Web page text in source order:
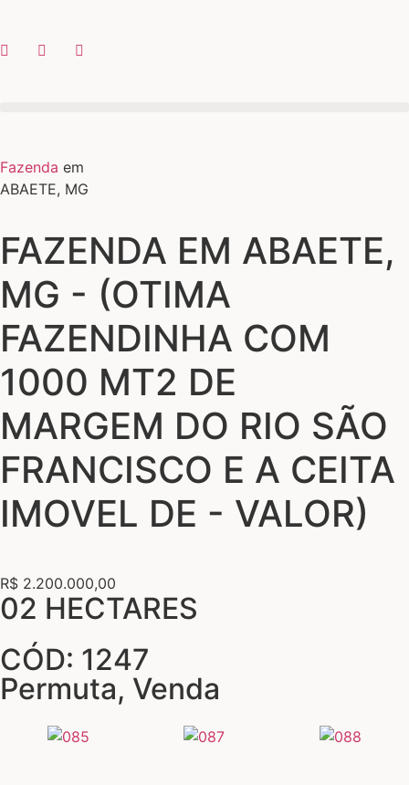
Fazenda em
ABAETE, MG
FAZENDA EM ABAETE,
MG - (OTIMA
FAZENDINHA COM
1000 MT2 DE
MARGEM DO RIO SÃO
FRANCISCO E A CEITA
IMOVEL DE - VALOR)
R$ 2.200.000,00
02 HECTARES
CÓD: 1247
Permuta, Venda